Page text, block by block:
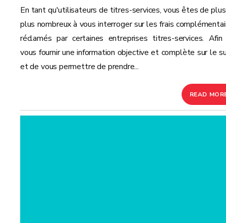
En tant qu'utilisateurs de titres-services, vous êtes de
plus nombreux à vous interroger sur les frais
réclamés par certaines entreprises titres-services.
vous fournir une information objective et complète sur le
et de vous permettre de prendre...
READ